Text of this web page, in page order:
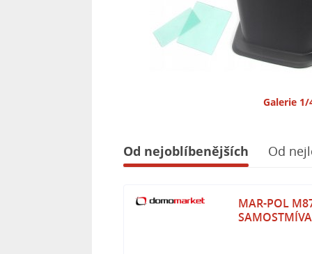
Galerie 1/
Od nejoblíbenějších Od
MAR-POL